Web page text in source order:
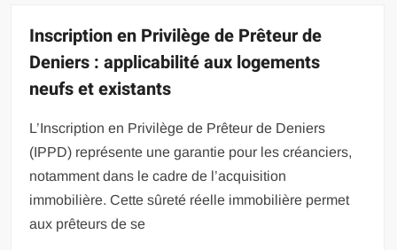
Inscription en Privilège de Prêteur de
Deniers : applicabilité aux logements
neufs et existants
L’Inscription en Privilège de Prêteur de Deniers
(IPPD) représente une garantie pour les créanciers,
notamment dans le cadre de l’acquisition
immobilière. Cette sûreté réelle immobilière permet
aux prêteurs de se